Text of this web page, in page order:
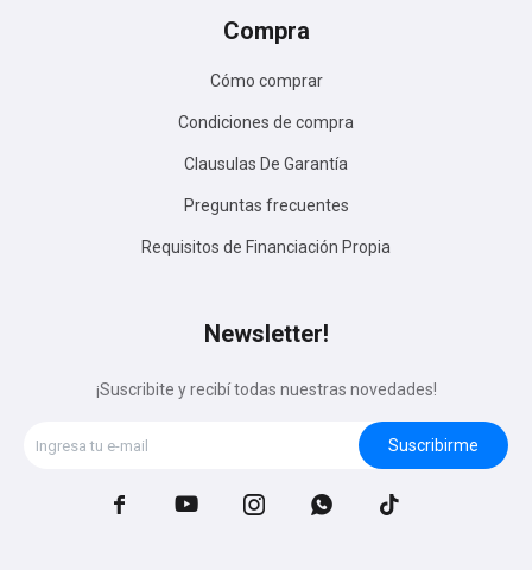
Compra
Cómo comprar
Condiciones de compra
Clausulas De Garantía
Preguntas frecuentes
Requisitos de Financiación Propia
Newsletter!
¡Suscribite y recibí todas nuestras novedades!
Suscribirme
    